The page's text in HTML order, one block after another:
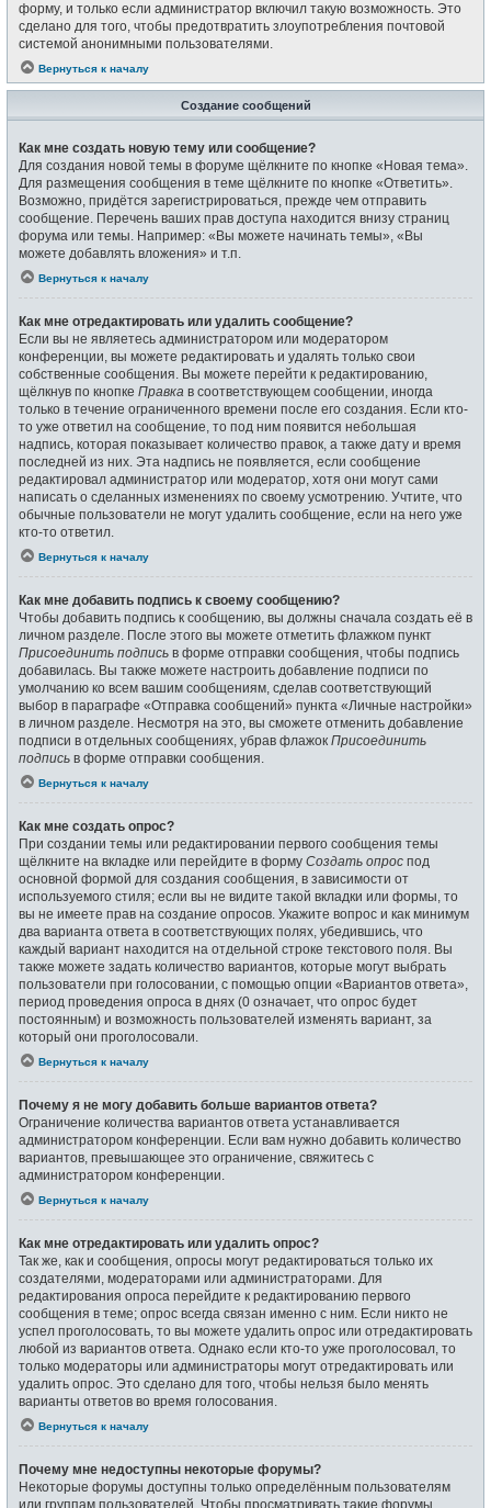
форму, и только если администратор включил такую возможность. Это
сделано для того, чтобы предотвратить злоупотребления почтовой
системой анонимными пользователями.
Вернуться к началу
Создание сообщений
Как мне создать новую тему или сообщение?
Для создания новой темы в форуме щёлкните по кнопке «Новая тема».
Для размещения сообщения в теме щёлкните по кнопке «Ответить».
Возможно, придётся зарегистрироваться, прежде чем отправить
сообщение. Перечень ваших прав доступа находится внизу страниц
форума или темы. Например: «Вы можете начинать темы», «Вы
можете добавлять вложения» и т.п.
Вернуться к началу
Как мне отредактировать или удалить сообщение?
Если вы не являетесь администратором или модератором
конференции, вы можете редактировать и удалять только свои
собственные сообщения. Вы можете перейти к редактированию,
щёлкнув по кнопке Правка в соответствующем сообщении, иногда
только в течение ограниченного времени после его создания. Если кто-
то уже ответил на сообщение, то под ним появится небольшая
надпись, которая показывает количество правок, а также дату и время
последней из них. Эта надпись не появляется, если сообщение
редактировал администратор или модератор, хотя они могут сами
написать о сделанных изменениях по своему усмотрению. Учтите, что
обычные пользователи не могут удалить сообщение, если на него уже
кто-то ответил.
Вернуться к началу
Как мне добавить подпись к своему сообщению?
Чтобы добавить подпись к сообщению, вы должны сначала создать её в
личном разделе. После этого вы можете отметить флажком пункт
Присоединить подпись в форме отправки сообщения, чтобы подпись
добавилась. Вы также можете настроить добавление подписи по
умолчанию ко всем вашим сообщениям, сделав соответствующий
выбор в параграфе «Отправка сообщений» пункта «Личные настройки»
в личном разделе. Несмотря на это, вы сможете отменить добавление
подписи в отдельных сообщениях, убрав флажок Присоединить
подпись в форме отправки сообщения.
Вернуться к началу
Как мне создать опрос?
При создании темы или редактировании первого сообщения темы
щёлкните на вкладке или перейдите в форму Создать опрос под
основной формой для создания сообщения, в зависимости от
используемого стиля; если вы не видите такой вкладки или формы, то
вы не имеете прав на создание опросов. Укажите вопрос и как минимум
два варианта ответа в соответствующих полях, убедившись, что
каждый вариант находится на отдельной строке текстового поля. Вы
также можете задать количество вариантов, которые могут выбрать
пользователи при голосовании, с помощью опции «Вариантов ответа»,
период проведения опроса в днях (0 означает, что опрос будет
постоянным) и возможность пользователей изменять вариант, за
который они проголосовали.
Вернуться к началу
Почему я не могу добавить больше вариантов ответа?
Ограничение количества вариантов ответа устанавливается
администратором конференции. Если вам нужно добавить количество
вариантов, превышающее это ограничение, свяжитесь с
администратором конференции.
Вернуться к началу
Как мне отредактировать или удалить опрос?
Так же, как и сообщения, опросы могут редактироваться только их
создателями, модераторами или администраторами. Для
редактирования опроса перейдите к редактированию первого
сообщения в теме; опрос всегда связан именно с ним. Если никто не
успел проголосовать, то вы можете удалить опрос или отредактировать
любой из вариантов ответа. Однако если кто-то уже проголосовал, то
только модераторы или администраторы могут отредактировать или
удалить опрос. Это сделано для того, чтобы нельзя было менять
варианты ответов во время голосования.
Вернуться к началу
Почему мне недоступны некоторые форумы?
Некоторые форумы доступны только определённым пользователям
или группам пользователей. Чтобы просматривать такие форумы,